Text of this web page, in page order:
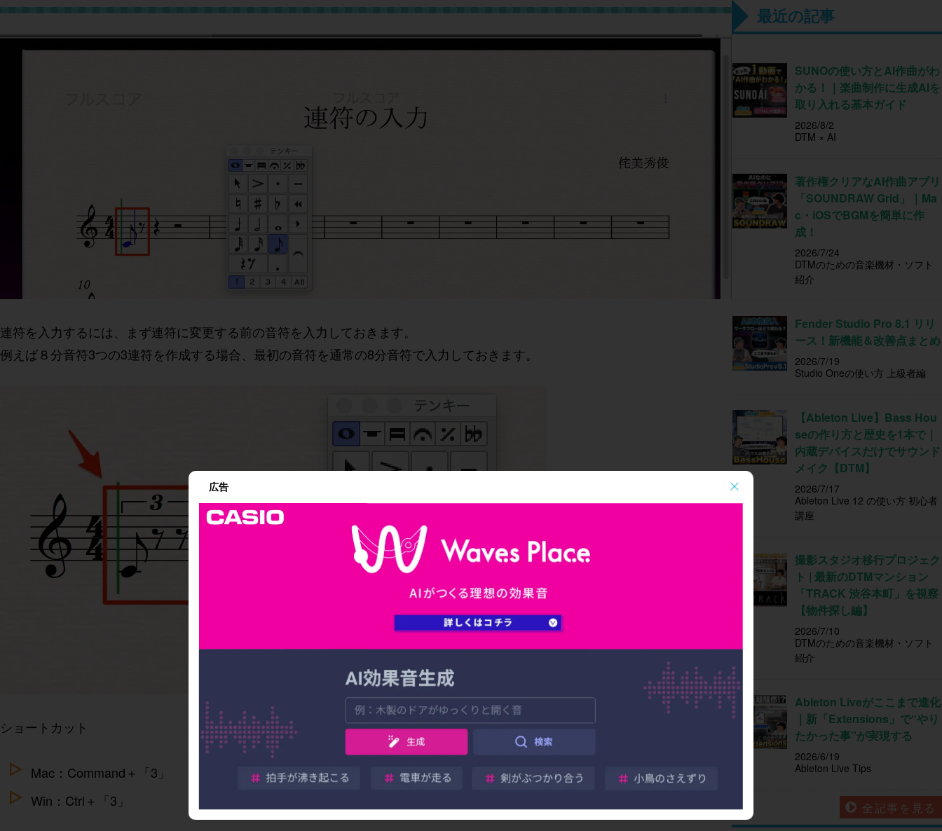
広告
連符を入力するには、まず連符に変更する前の音符を入力しておきます。
例えば８分音符3つの3連符を作成する場合、最初の音符を通常の8分音符で入力しておきます。
ショートカット
Mac：Command＋「3」
Win：Ctrl＋「3」
最近の記事
SUNOの使い方とAI作曲がわ
かる！｜楽曲制作に生成AIを
取り入れる基本ガイド
2026/8/2
DTM × AI
著作権クリアなAI作曲アプリ
「SOUNDRAW Grid」｜Ma
c・iOSでBGMを簡単に作
成！
2026/7/24
DTMのための音楽機材・ソフト
紹介
Fender Studio Pro 8.1 リリ
ース！新機能＆改善点まとめ
2026/7/19
Studio Oneの使い方 上級者編
【Ableton Live】Bass Hou
seの作り方と歴史を1本で｜
内蔵デバイスだけでサウンド
メイク【DTM】
2026/7/17
Ableton Live 12 の使い方 初心者
講座
撮影スタジオ移行プロジェク
ト | 最新のDTMマンション
「TRACK 渋谷本町」を視察
【物件探し編】
2026/7/10
DTMのための音楽機材・ソフト
紹介
Ableton Liveがここまで進化
｜新「Extensions」で“やり
たかった事”が実現する
2026/6/19
Ableton Live Tips
全記事を見る